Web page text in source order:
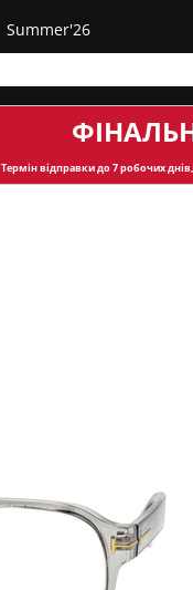
Summer'26
Термін відправкидо 7 робочих